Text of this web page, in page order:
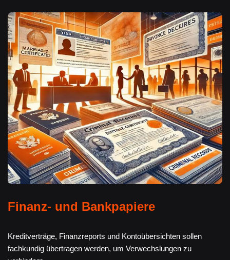
Finanz- und Bankpapiere
Kreditverträge, Finanzreports und Kontoübersichten sollen
fachkundig übertragen werden, um Verwechslungen zu